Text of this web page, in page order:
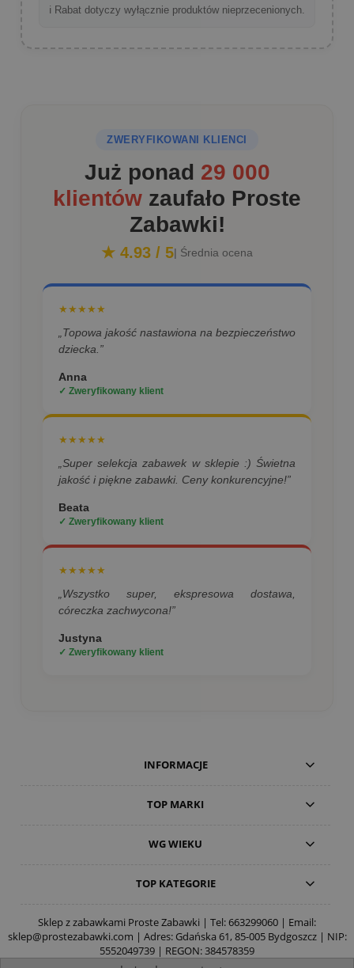
ℹ️ Rabat dotyczy wyłącznie produktów nieprzecenionych.
ZWERYFIKOWANI KLIENCI
Już ponad 29 000
klientów zaufało Proste
Zabawki!
★ 4.93 / 5| Średnia ocena
★★★★★
„Topowa jakość nastawiona na bezpieczeństwo
dziecka.”
Anna
✓ Zweryfikowany klient
★★★★★
„Super selekcja zabawek w sklepie :) Świetna
jakość i piękne zabawki. Ceny konkurencyjne!”
Beata
✓ Zweryfikowany klient
★★★★★
„Wszystko super, ekspresowa dostawa,
córeczka zachwycona!”
Justyna
✓ Zweryfikowany klient
INFORMACJE
TOP MARKI
WG WIEKU
TOP KATEGORIE
Sklep z zabawkami Proste Zabawki | Tel:663299060 | Email:
sklep@prostezabawki.com | Adres: Gdańska 61, 85-005 Bydgoszcz | NIP:
5552049739 | REGON: 384578359